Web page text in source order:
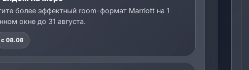
более эффектный room-формат Marriott на 1
окне до 31 августа.
с 08.08